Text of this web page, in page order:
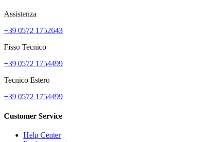
Assistenza
+39 0572 1752643
Fisso Tecnico
+39 0572 1754499
Tecnico Estero
+39 0572 1754499
Customer Service
Help Center